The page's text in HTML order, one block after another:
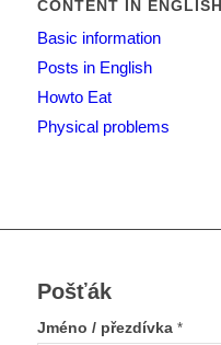
CONTENT IN ENGLISH
Basic information
Posts in English
Howto Eat
Physical problems
Pošťák
Jméno / přezdívka *